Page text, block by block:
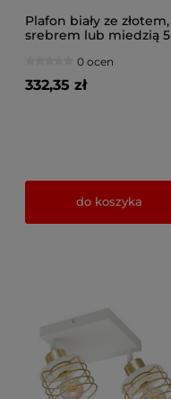
Plafon biały ze złotem,
srebrem lub miedzią 5
przegubach
0 ocen
332,35 zł
do koszyka